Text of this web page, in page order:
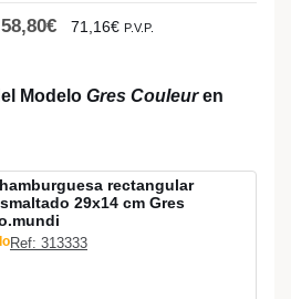
58,80€ 71,16€ P.V.P.
Modelo Gres Couleuren
rectangular
29x14 cm Gres
Ref: 313333